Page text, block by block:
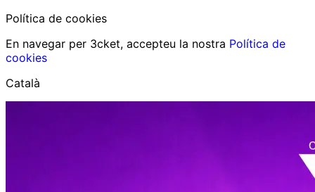
Política de cookies
En navegar per 3cket, accepteu la nostra Política de
cookies
Català